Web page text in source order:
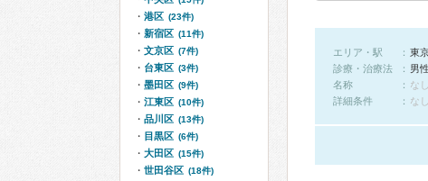
エリア・駅
東
診療・治療法
男
名称
なし
詳細条件
な
港区 (23件)
新宿区 (11件)
文京区 (7件)
台東区 (3件)
墨田区 (9件)
江東区 (10件)
品川区 (13件)
目黒区 (6件)
大田区 (15件)
世田谷区 (18件)